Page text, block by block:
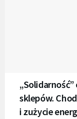
„Solidarność”
sklepów.
i zużycie